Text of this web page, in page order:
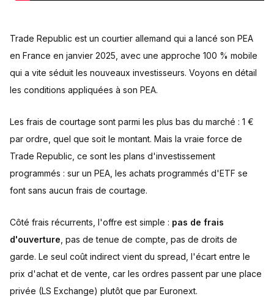
Trade Republic est un courtier allemand qui a lancé son PEA
en France en janvier 2025, avec une approche 100 % mobile
qui a vite séduit les nouveaux investisseurs. Voyons en détail
les conditions appliquées à son PEA.
Les frais de courtage sont parmi les plus bas du marché : 1 €
par ordre, quel que soit le montant. Mais la vraie force de
Trade Republic, ce sont les plans d'investissement
programmés : sur un PEA, les achats programmés d'ETF se
font sans aucun frais de courtage.
Côté frais récurrents, l'offre est simple : pas de frais
d'ouverture , pas de tenue de compte, pas de droits de
garde. Le seul coût indirect vient du spread, l'écart entre le
prix d'achat et de vente, car les ordres passent par une place
privée (LS Exchange) plutôt que par Euronext.